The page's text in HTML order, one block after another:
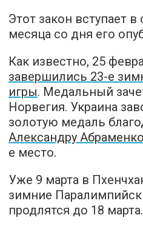
Этот закон вступает в
месяца со дня его
Как известно, 25
завершились 23-е
игры. Медальный
Норвегия. Украина
золотую медаль
Александру Абраменко
е место.
Уже 9 марта в
зимние
продлятся до 18 марта.